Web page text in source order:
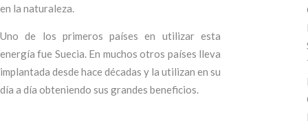
en la naturaleza.
Uno de los primeros países en utilizar esta
energía fue Suecia. En muchos otros países lleva
implantada desde hace décadas y la utilizan en su
día a día obteniendo sus grandes beneficios.